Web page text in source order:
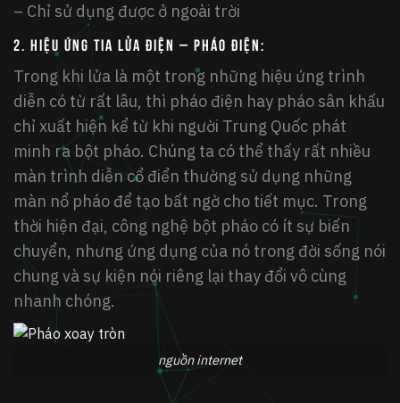
– Chỉ sử dụng được ở ngoài trời
2. Hiệu ứng tia lửa điện – Pháo điện:
Trong khi lửa là một trong những hiệu ứng trình
diễn có từ rất lâu, thì pháo điện hay pháo sân khấu
chỉ xuất hiện kể từ khi người Trung Quốc phát
minh ra bột pháo. Chúng ta có thể thấy rất nhiều
màn trình diễn cổ điển thường sử dụng những
màn nổ pháo để tạo bất ngờ cho tiết mục. Trong
thời hiện đại, công nghệ bột pháo có ít sự biến
chuyển, nhưng ứng dụng của nó trong đời sống nói
chung và sự kiện nói riêng lại thay đổi vô cùng
nhanh chóng.
nguồn internet